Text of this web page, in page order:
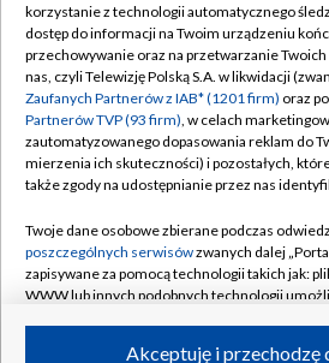
TVP
Abonament TVP
Emisja w TVP
Centrum informacji TVP
Naziemna Telewizja Cyfrowa
Rada Programowa
System NOS
Informacje o nadawcy
Regulamin
Polityka
Moje zgody
Pomoc
Kontakt
Kanały
korzystanie z technologii automatycznego
dostęp do informacji na Twoim urządzeniu
przechowywanie oraz na przetwarzanie
nas, czyli Telewizję Polską S.A. w likwidacji
Zaufanych Partnerów z IAB* (1201 firm) oraz
Partnerów TVP (93 firm), w celach
zautomatyzowanego dopasowania reklam do
mierzenia ich skuteczności) i pozostałych,
także zgody na udostępnianie przez nas
Twoje dane osobowe zbierane podczas
poszczególnych serwisówzwanych dalej
zapisywane za pomocą technologii takich jak:
WWW lub innych podobnych technologii
Akceptuję i przechodzę